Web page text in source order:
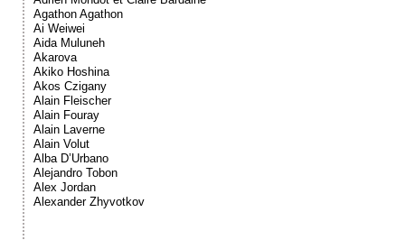
Agathon Agathon
Ai Weiwei
Aida Muluneh
Akarova
Akiko Hoshina
Akos Czigany
Alain Fleischer
Alain Fouray
Alain Laverne
Alain Volut
Alba D’Urbano
Alejandro Tobon
Alex Jordan
Alexander Zhyvotkov